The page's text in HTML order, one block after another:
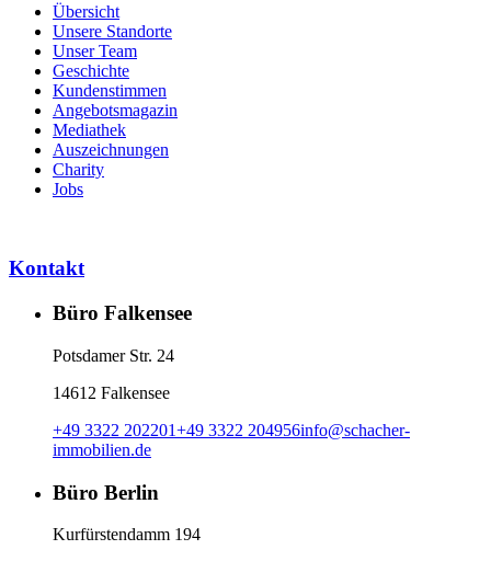
Übersicht
Unsere Standorte
Unser Team
Geschichte
Kundenstimmen
Angebotsmagazin
Mediathek
Auszeichnungen
Charity
Jobs
Kontakt
Büro Falkensee
Potsdamer Str. 24
14612 Falkensee
+49 3322 202201+49 3322 204956info@schacher-
immobilien.de
Büro Berlin
Kurfürstendamm 194